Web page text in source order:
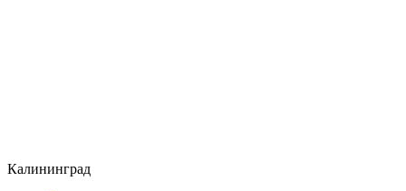
Калининград